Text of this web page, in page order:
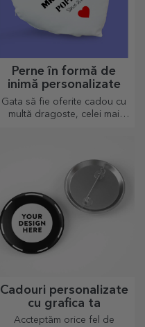
Perne în formă de
inimă personalizate
Gata să fie oferite cadou cu
multă dragoste, celei mai
Cadouri personalizate
cu grafica ta
Accteptăm orice fel de